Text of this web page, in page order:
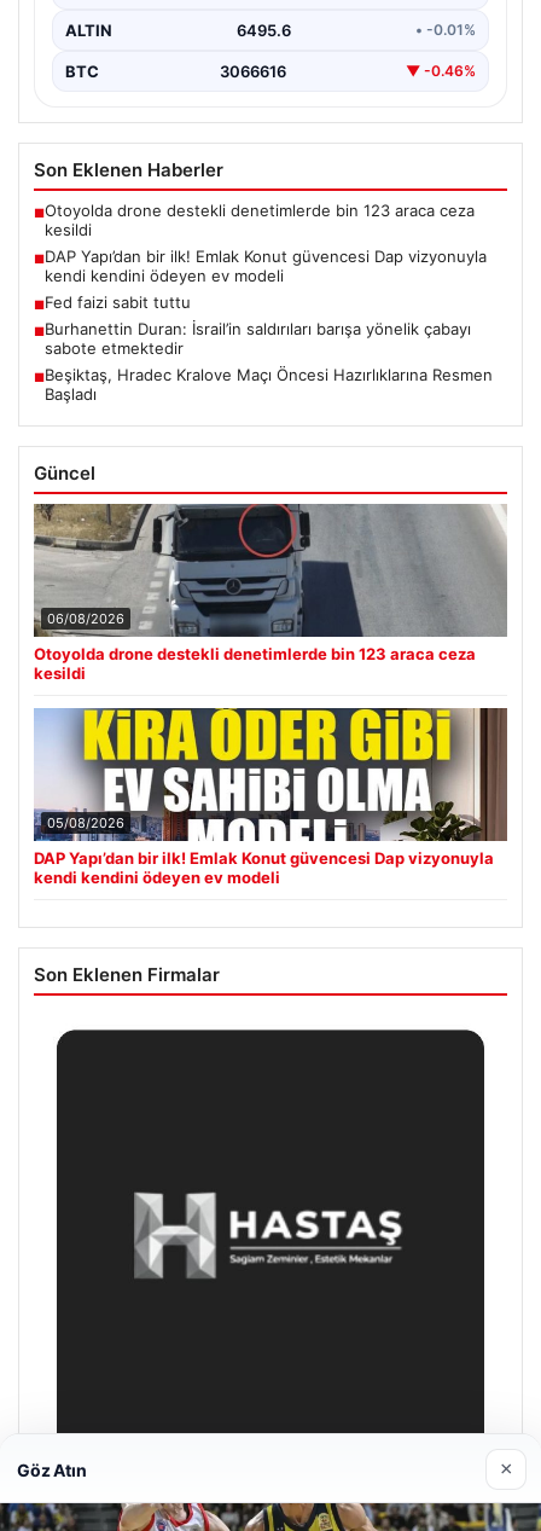
ALTIN 6495.6 • -0.01%
BTC 3066616 ▼ -0.46%
Son Eklenen Haberler
■Otoyolda drone destekli denetimlerde bin 123 araca ceza
kesildi
■DAP Yapı’dan bir ilk! Emlak Konut güvencesi Dap vizyonuyla
kendi kendini ödeyen ev modeli
■Fed faizi sabit tuttu
■Burhanettin Duran: İsrail’in saldırıları barışa yönelik çabayı
sabote etmektedir
■Beşiktaş, Hradec Kralove Maçı Öncesi Hazırlıklarına Resmen
Başladı
Güncel
06/08/2026
Otoyolda drone destekli denetimlerde bin 123 araca ceza
kesildi
05/08/2026
DAP Yapı’dan bir ilk! Emlak Konut güvencesi Dap vizyonuyla
kendi kendini ödeyen ev modeli
Son Eklenen Firmalar
Enes Kaplan Avukatlık Bürosu
Göz Atın ×